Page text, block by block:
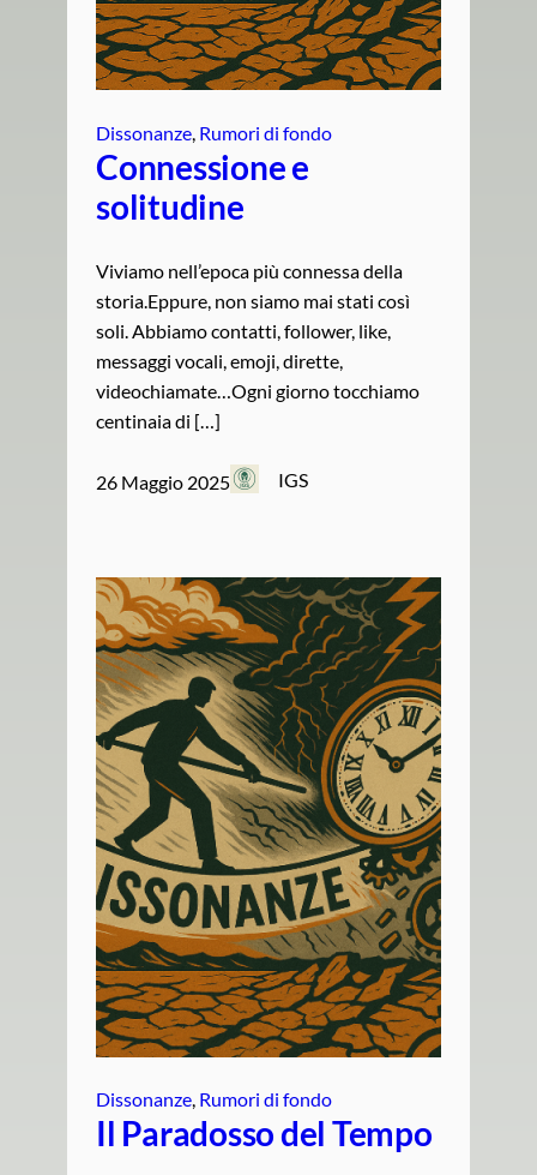
Dissonanze Rumori di fondo
Connessione e
solitudine
Viviamo nell’epoca più connessa della
storia.Eppure, non siamo mai stati così
soli. Abbiamo contatti, follower, like,
messaggi vocali, emoji, dirette,
videochiamate…Ogni giorno tocchiamo
centinaia di […]
26 Maggio 2025 IGS
Dissonanze, Rumori di fondo
Il Paradosso del Tempo